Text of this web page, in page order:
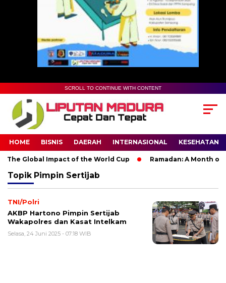
SCROLL TO CONTINUE WITH CONTENT
HOME BISNIS DAERAH INTERNASIONAL KESEHATAN
Global Impact of the World Cup Ramadan: A Month of
Topik Pimpin Sertijab
TNI/Polri
AKBP Hartono Pimpin Sertijab
Wakapolres dan Kasat Intelkam
Selasa, 24 Juni 2025 - 07:18 WIB